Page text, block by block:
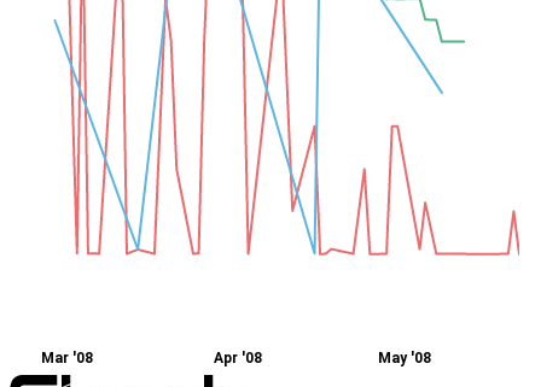
Mar '08 Apr '08 May '08